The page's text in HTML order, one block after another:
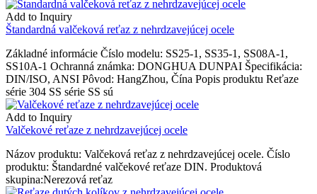
Add to Inquiry
Štandardná valčeková reťaz z nehrdzavejúcej ocele
Základné informácie Číslo modelu: SS25-1, SS35-1, SS08A-1,
SS10A-1 Ochranná známka: DONGHUA DUNPAI Špecifikácia:
DIN/ISO, ANSI Pôvod: HangZhou, Čína Popis produktu Reťaze
série 304 SS série SS sú
Add to Inquiry
Valčekové reťaze z nehrdzavejúcej ocele
Názov produktu: Valčeková reťaz z nehrdzavejúcej ocele. Číslo
produktu: Štandardné valčekové reťaze DIN. Produktová
skupina:Nerezová reťaz